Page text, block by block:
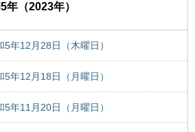
（2023年）
年12月28日（木曜日）
年12月18日（月曜日）
年11月20日（月曜日）